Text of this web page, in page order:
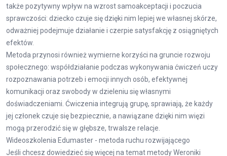
także pozytywny wpływ na wzrost samoakceptacji i poczucia
sprawczości: dziecko czuje się dzięki nim lepiej we własnej skórze,
odważniej podejmuje działanie i czerpie satysfakcję z osiągniętych
efektów.
Metoda przynosi również wymierne korzyści na gruncie rozwoju
społecznego: współdziałanie podczas wykonywania ćwiczeń uczy
rozpoznawania potrzeb i emocji innych osób, efektywnej
komunikacji oraz swobody w dzieleniu się własnymi
doświadczeniami. Ćwiczenia integrują grupę, sprawiają, że każdy
jej członek czuje się bezpiecznie, a nawiązane dzięki nim więzi
mogą przerodzić się w głębsze, trwalsze relacje.
Wideoszkolenia Edumaster - metoda ruchu rozwijającego
Jeśli chcesz dowiedzieć się więcej na temat metody Weroniki